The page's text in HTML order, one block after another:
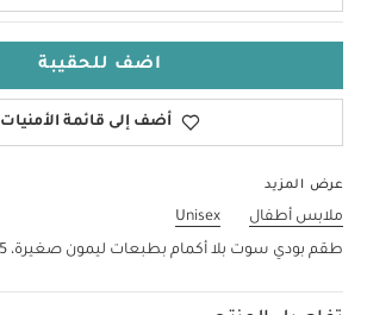
اضف للحقيبة
أضف إلى قائمة الأمنيات
عرض المزيد
ملابس أطفال
Unisex
طقم بودي سوت بلا أكمام بطبعات ليمون صغيرة، 5 قطع